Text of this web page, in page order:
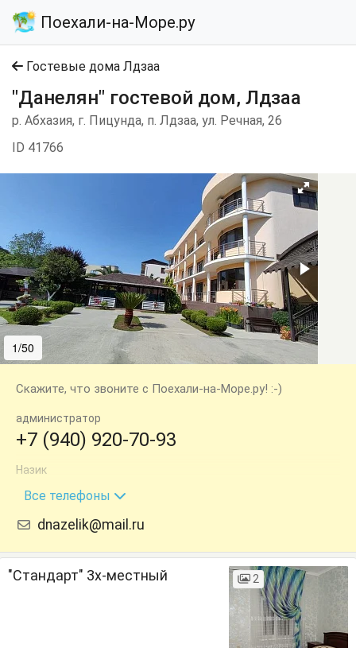
Поехали-на-Море.ру
Гостевые дома Лдзаа
"Данелян" гостевой дом, Лдзаа
р. Абхазия, г. Пицунда, п. Лдзаа, ул. Речная, 26
ID 41766
1/50
Скажите, что звоните с Поехали-на-Море.ру! :-)
администратор
+7 (940) 920-70-93
Назик
+7 (940) 961-60-63
Все телефоны
dnazelik@mail.ru
"Стандарт" 3х-местный 2